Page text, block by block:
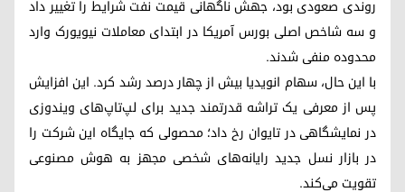
روندی صعودی بود، جهش ناگهانی قیمت نفت شرایط را تغییر داد
و سه شاخص اصلی بورس آمریکا در ابتدای معاملات نیویورک وارد
محدوده منفی شدند.
با این حال، سهام انویدیا بیش از چهار درصد رشد کرد. این افزایش
پس از معرفی یک تراشه قدرتمند جدید برای لپ‌تاپ‌های ویندوزی
در نمایشگاهی در تایوان رخ داد؛ محصولی که جایگاه این شرکت را
در بازار نسل جدید رایانه‌های شخصی مجهز به هوش مصنوعی
تقویت می‌کند.